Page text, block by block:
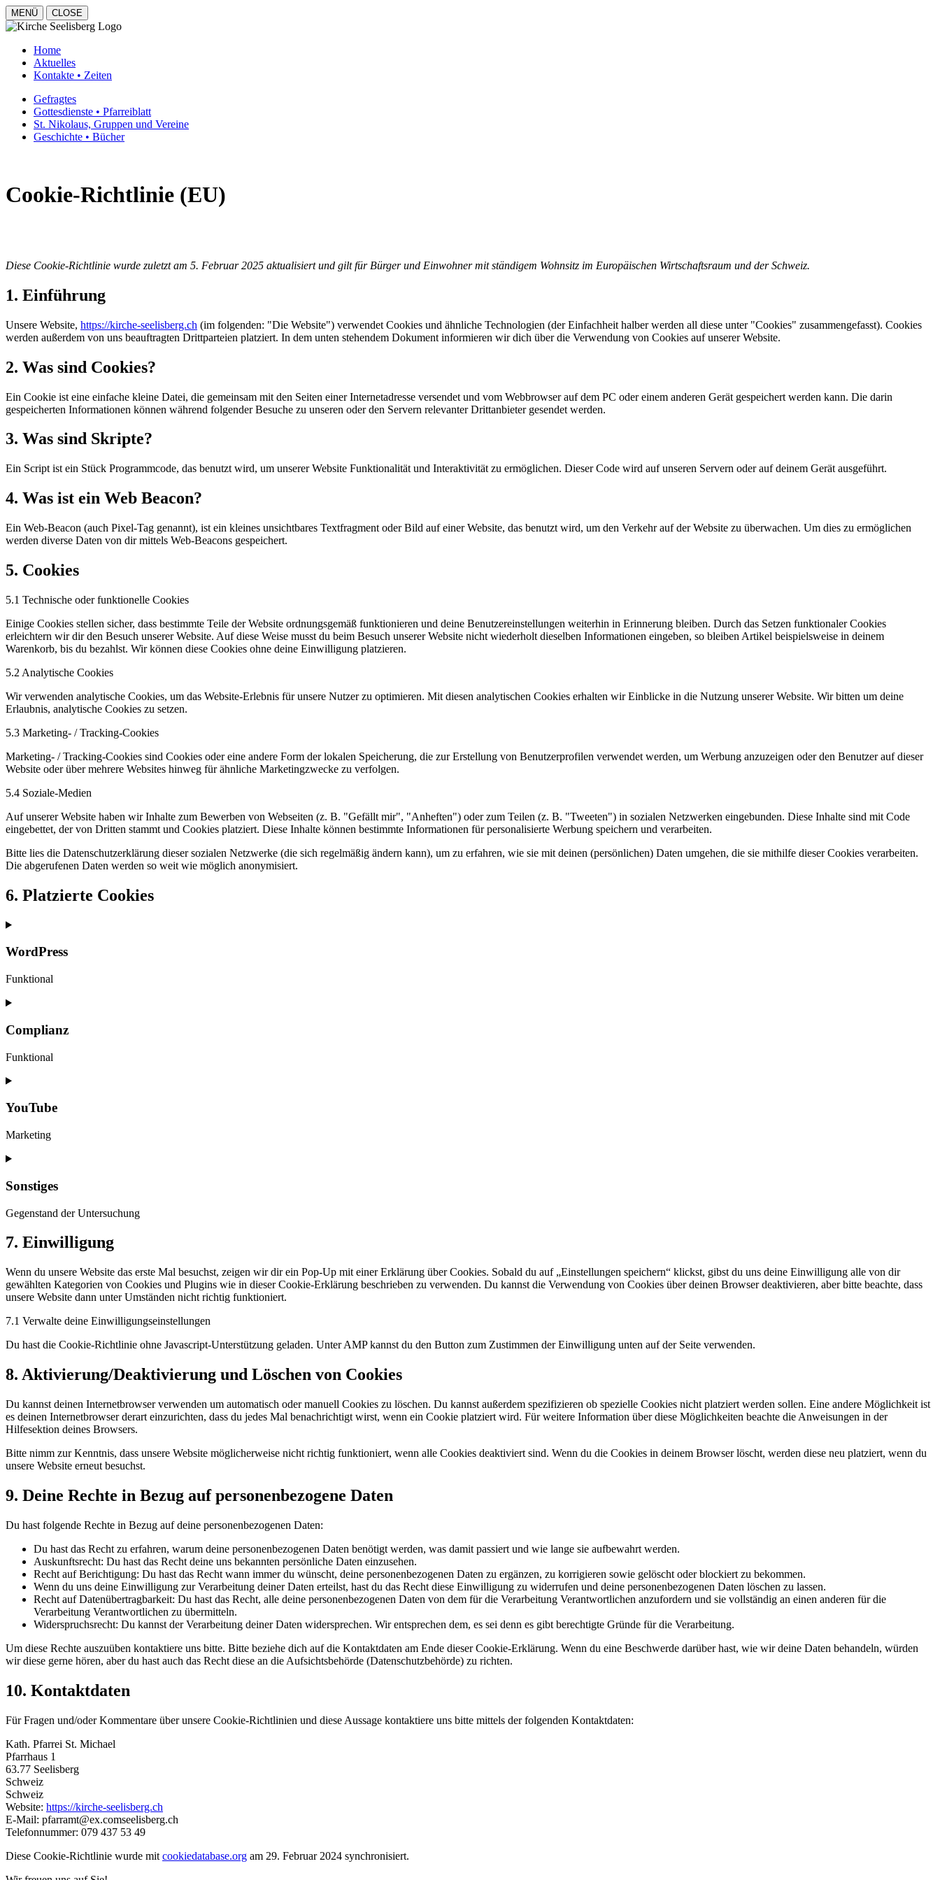
MENÜ CLOSE
Home
Aktuelles
Kontakte • Zeiten
Gefragtes
Gottesdienste • Pfarreiblatt
St. Nikolaus, Gruppen und Vereine
Geschichte • Bücher
Cookie-Richtlinie (EU)
Diese Cookie-Richtlinie wurde zuletzt am 5. Februar 2025 aktualisiert und gilt für Bürger und Einwohner mit ständigem Wohnsitz im Europäischen Wirtschaftsraum und der Schweiz.
1. Einführung
Unsere Website, https://kirche-seelisberg.ch (im folgenden: "Die Website") verwendet Cookies und ähnliche Technologien (der Einfachheit halber werden all diese unter "Cookies" zusammengefasst). Cookies
werden außerdem von uns beauftragten Drittparteien platziert. In dem unten stehendem Dokument informieren wir dich über die Verwendung von Cookies auf unserer Website.
2. Was sind Cookies?
Ein Cookie ist eine einfache kleine Datei, die gemeinsam mit den Seiten einer Internetadresse versendet und vom Webbrowser auf dem PC oder einem anderen Gerät gespeichert werden kann. Die darin
gespeicherten Informationen können während folgender Besuche zu unseren oder den Servern relevanter Drittanbieter gesendet werden.
3. Was sind Skripte?
Ein Script ist ein Stück Programmcode, das benutzt wird, um unserer Website Funktionalität und Interaktivität zu ermöglichen. Dieser Code wird auf unseren Servern oder auf deinem Gerät ausgeführt.
4. Was ist ein Web Beacon?
Ein Web-Beacon (auch Pixel-Tag genannt), ist ein kleines unsichtbares Textfragment oder Bild auf einer Website, das benutzt wird, um den Verkehr auf der Website zu überwachen. Um dies zu ermöglichen
werden diverse Daten von dir mittels Web-Beacons gespeichert.
5. Cookies
5.1 Technische oder funktionelle Cookies
Einige Cookies stellen sicher, dass bestimmte Teile der Website ordnungsgemäß funktionieren und deine Benutzereinstellungen weiterhin in Erinnerung bleiben. Durch das Setzen funktionaler Cookies
erleichtern wir dir den Besuch unserer Website. Auf diese Weise musst du beim Besuch unserer Website nicht wiederholt dieselben Informationen eingeben, so bleiben Artikel beispielsweise in deinem
Warenkorb, bis du bezahlst. Wir können diese Cookies ohne deine Einwilligung platzieren.
5.2 Analytische Cookies
Wir verwenden analytische Cookies, um das Website-Erlebnis für unsere Nutzer zu optimieren. Mit diesen analytischen Cookies erhalten wir Einblicke in die Nutzung unserer Website. Wir bitten um deine
Erlaubnis, analytische Cookies zu setzen.
5.3 Marketing- / Tracking-Cookies
Marketing- / Tracking-Cookies sind Cookies oder eine andere Form der lokalen Speicherung, die zur Erstellung von Benutzerprofilen verwendet werden, um Werbung anzuzeigen oder den Benutzer auf dieser
Website oder über mehrere Websites hinweg für ähnliche Marketingzwecke zu verfolgen.
5.4 Soziale-Medien
Auf unserer Website haben wir Inhalte zum Bewerben von Webseiten (z. B. "Gefällt mir", "Anheften") oder zum Teilen (z. B. "Tweeten") in sozialen Netzwerken eingebunden. Diese Inhalte sind mit Code
eingebettet, der von Dritten stammt und Cookies platziert. Diese Inhalte können bestimmte Informationen für personalisierte Werbung speichern und verarbeiten.
Bitte lies die Datenschutzerklärung dieser sozialen Netzwerke (die sich regelmäßig ändern kann), um zu erfahren, wie sie mit deinen (persönlichen) Daten umgehen, die sie mithilfe dieser Cookies verarbeiten.
Die abgerufenen Daten werden so weit wie möglich anonymisiert.
6. Platzierte Cookies
WordPress
Funktional
Consent
service
wordpress
Complianz
Funktional
Consent
service
YouTube
Marketing
Consent
service
Sonstiges
Gegenstand der Untersuchung
Consent
to
sonstiges
7. Einwilligung
Wenn du unsere Website das erste Mal besuchst, zeigen wir dir ein Pop-Up mit einer Erklärung über Cookies. Sobald du auf „Einstellungen speichern“ klickst, gibst du uns deine Einwilligung alle von dir
gewählten Kategorien von Cookies und Plugins wie in dieser Cookie-Erklärung beschrieben zu verwenden. Du kannst die Verwendung von Cookies über deinen Browser deaktivieren, aber bitte beachte, dass
unsere Website dann unter Umständen nicht richtig funktioniert.
7.1 Verwalte deine Einwilligungseinstellungen
Du hast die Cookie-Richtlinie ohne Javascript-Unterstützung geladen. Unter AMP kannst du den Button zum Zustimmen der Einwilligung unten auf der Seite verwenden.
8. Aktivierung/Deaktivierung und Löschen von Cookies
Du kannst deinen Internetbrowser verwenden um automatisch oder manuell Cookies zu löschen. Du kannst außerdem spezifizieren ob spezielle Cookies nicht platziert werden sollen. Eine andere Möglichkeit ist
es deinen Internetbrowser derart einzurichten, dass du jedes Mal benachrichtigt wirst, wenn ein Cookie platziert wird. Für weitere Information über diese Möglichkeiten beachte die Anweisungen in der
Hilfesektion deines Browsers.
Bitte nimm zur Kenntnis, dass unsere Website möglicherweise nicht richtig funktioniert, wenn alle Cookies deaktiviert sind. Wenn du die Cookies in deinem Browser löscht, werden diese neu platziert, wenn du
unsere Website erneut besuchst.
9. Deine Rechte in Bezug auf personenbezogene Daten
Du hast folgende Rechte in Bezug auf deine personenbezogenen Daten:
Du hast das Recht zu erfahren, warum deine personenbezogenen Daten benötigt werden, was damit passiert und wie lange sie aufbewahrt werden.
Auskunftsrecht: Du hast das Recht deine uns bekannten persönliche Daten einzusehen.
Recht auf Berichtigung: Du hast das Recht wann immer du wünscht, deine personenbezogenen Daten zu ergänzen, zu korrigieren sowie gelöscht oder blockiert zu bekommen.
Wenn du uns deine Einwilligung zur Verarbeitung deiner Daten erteilst, hast du das Recht diese Einwilligung zu widerrufen und deine personenbezogenen Daten löschen zu lassen.
Recht auf Datenübertragbarkeit: Du hast das Recht, alle deine personenbezogenen Daten von dem für die Verarbeitung Verantwortlichen anzufordern und sie vollständig an einen anderen für die
Verarbeitung Verantwortlichen zu übermitteln.
Widerspruchsrecht: Du kannst der Verarbeitung deiner Daten widersprechen. Wir entsprechen dem, es sei denn es gibt berechtigte Gründe für die Verarbeitung.
Um diese Rechte auszuüben kontaktiere uns bitte. Bitte beziehe dich auf die Kontaktdaten am Ende dieser Cookie-Erklärung. Wenn du eine Beschwerde darüber hast, wie wir deine Daten behandeln, würden
wir diese gerne hören, aber du hast auch das Recht diese an die Aufsichtsbehörde (Datenschutzbehörde) zu richten.
10. Kontaktdaten
Für Fragen und/oder Kommentare über unsere Cookie-Richtlinien und diese Aussage kontaktiere uns bitte mittels der folgenden Kontaktdaten:
Kath. Pfarrei St. Michael
Pfarrhaus 1
63.77 Seelisberg
Schweiz
Schweiz
Website: https://kirche-seelisberg.ch
E-Mail: pfarramt@ex.comseelisberg.ch
Telefonnummer: 079 437 53 49
Diese Cookie-Richtlinie wurde mit cookiedatabase.org am 29. Februar 2024 synchronisiert.